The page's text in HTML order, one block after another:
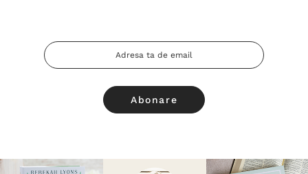
Adresa
Email